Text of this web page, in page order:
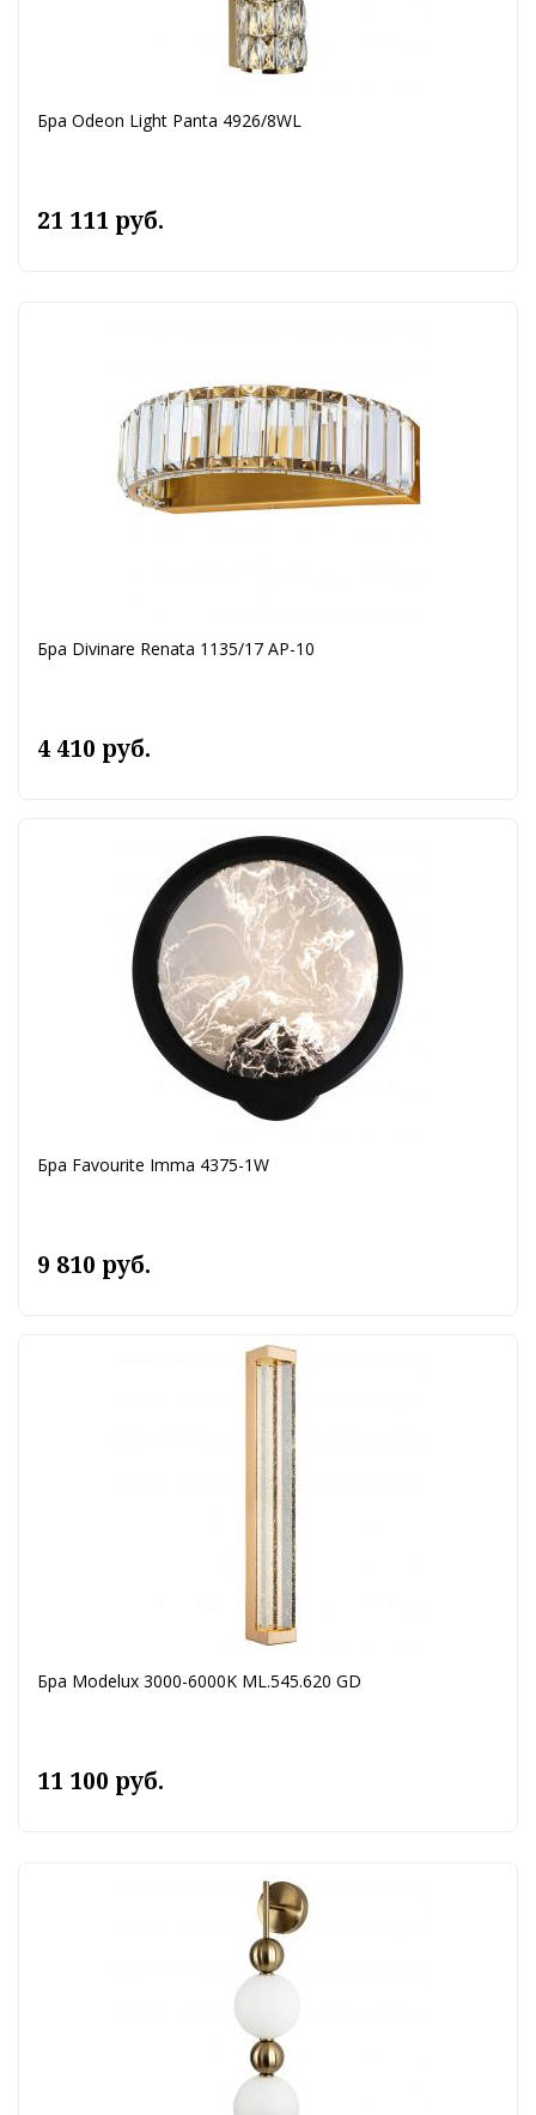
Бра Odeon Light Panta 4926/8WL
21 111 руб.
Бра Divinare Renata 1135/17 AP-10
4 410 руб.
Бра Favourite Imma 4375-1W
9 810 руб.
Бра Modelux 3000-6000K ML.545.620 GD
11 100 руб.